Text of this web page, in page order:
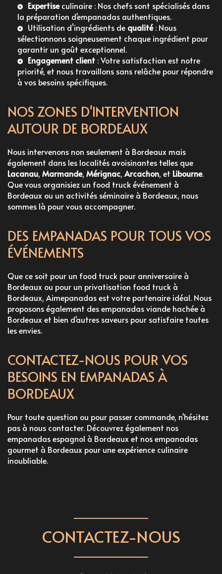
Expertiseculinaire : Nos chefs sont spécialisés dans
la préparation d'empanadas authentiques.
Utilisation d’ingrédients de qualité: Nous
sélectionnons soigneusement chaque ingrédient pour
garantir un goût exceptionnel.
Engagement client : Votre satisfaction est notre
priorité, et nous travaillons sans relâche pour répondre
à vos besoins spécifiques.
NOS ZONES D'INTERVENTION
AUTOUR DE BORDEAUX
Nous intervenons non seulement à Bordeaux mais
également dans les localités avoisinantes telles que
Lacanau, Marmande, Mérignac, Arcachon, et Libourne.
Que vous organisiez un food truck événement à
Bordeaux ou un activités séminaire à Bordeaux, nous
sommes là pour vous accompagner.
DES EMPANADAS POUR TOUS VOS
ÉVÉNEMENTS
Que ce soit pour un food truck pour anniversaire à
Bordeaux ou pour un privatisation food truck à
Bordeaux, Aimepanadas est votre partenaire idéal. Nous
proposons également desempanadas viande hachée à
Bordeaux et bien d'autres saveurs pour satisfaire toutes
les envies.
CONTACTEZ-NOUS POUR VOS
BESOINS EN EMPANADAS À
BORDEAUX
Pour toute question ou pour passer commande, n'hésitez
pas à nous contacter. Découvrez également nos
empanadas espagnol à Bordeaux et nosempanadas
gourmet à Bordeaux pour une expérience culinaire
inoubliable.
CONTACTEZ-NOUS